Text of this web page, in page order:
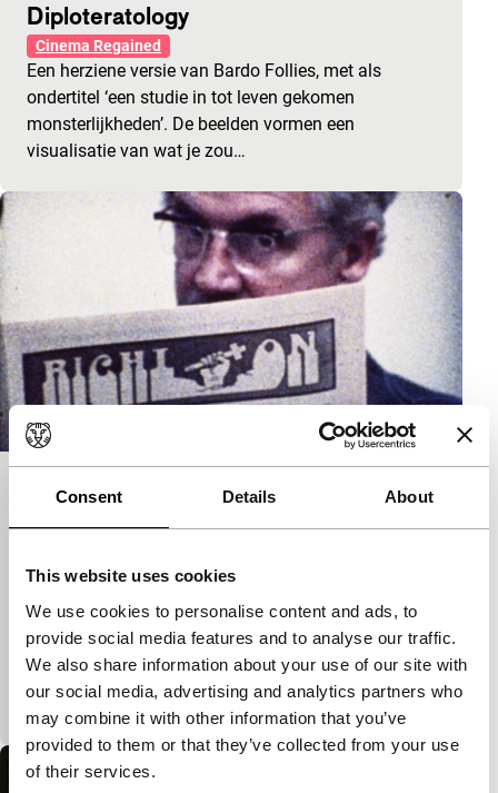
Consent Details About
This website uses cookies
We use cookies to personalise content and ads, to
provide social media features and to analyse our traffic.
We also share information about your use of our site with
our social media, advertising and analytics partners who
may combine it with other information that you’ve
provided to them or that they’ve collected from your use
of their services.
Diploteratology
Cinema Regained
Een herziene versie van Bardo Follies, met als
ondertitel ‘een studie in tot leven gekomen
monsterlijkheden’. De beelden vormen een
visualisatie van wat je zou…
A Film of Their 1973 Spring Tour
Commissioned by Christian World
Liberation Front
Een registratie in de stijl van de cinema vérité, met
hand-heldcamera en direct geluid. Een groep
christelijke fundamentalisten maakt een tournee
van lezingen langs Amerikaanse…